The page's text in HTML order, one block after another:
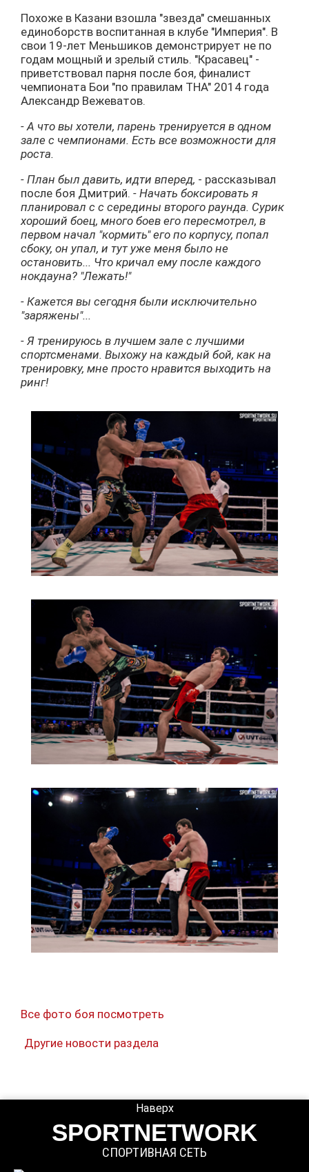
Похоже в Казани взошла "звезда" смешанных
единоборств воспитанная в клубе "Империя". В
свои 19-лет Меньшиков демонстрирует не по
годам мощный и зрелый стиль. "Красавец" -
приветствовал парня после боя, финалист
чемпионата Бои "по правилам ТНА" 2014 года
Александр Вежеватов.
- А что вы хотели, парень тренируется в одном
зале с чемпионами. Есть все возможности для
роста.
- План был давить, идти вперед, - рассказывал
после боя Дмитрий. - Начать боксировать я
планировал с с середины второго раунда. Сурик
хороший боец, много боев его пересмотрел, в
первом начал "кормить" его по корпусу, попал
сбоку, он упал, и тут уже меня было не
остановить... Что кричал ему после каждого
нокдауна? "Лежать!"
- Кажется вы сегодня были исключительно
"заряжены"...
- Я тренируюсь в лучшем зале с лучшими
спортсменами. Выхожу на каждый бой, как на
тренировку, мне просто нравится выходить на
ринг!
Все фото боя посмотреть
Другие новости раздела
SPORTNETWORK
СПОРТИВНАЯ СЕТЬ
Наверх